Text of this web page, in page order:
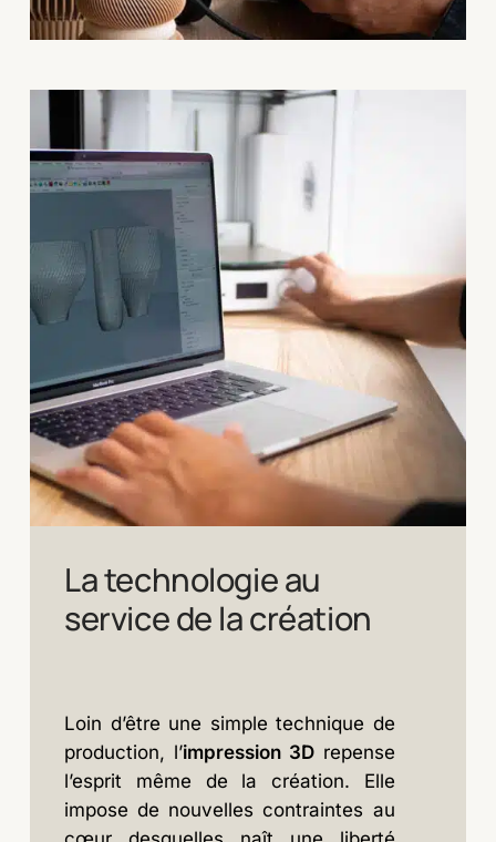
La technologie au
service de la création
Loin d’être une simple technique de
production, l’impression 3Drepense
l’esprit même de la création. Elle
impose de nouvelles contraintes au